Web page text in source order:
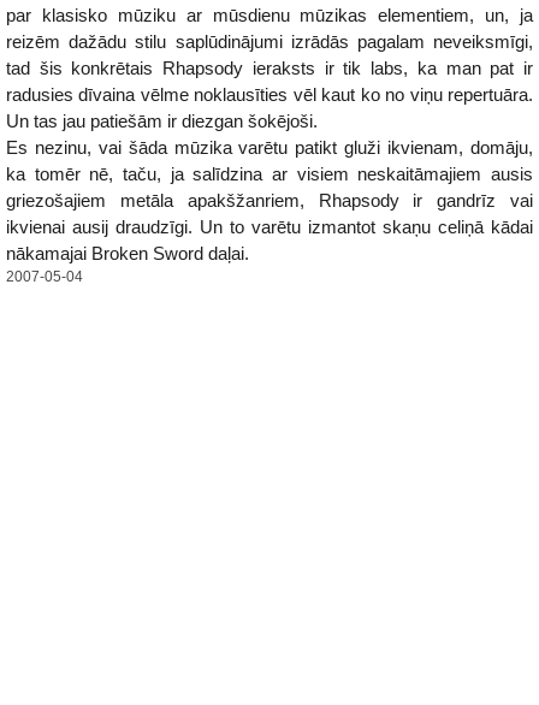
par klasisko mūziku ar mūsdienu mūzikas elementiem, un, ja
reizēm dažādu stilu saplūdinājumi izrādās pagalam neveiksmīgi,
tad šis konkrētais Rhapsody ieraksts ir tik labs, ka man pat ir
radusies dīvaina vēlme noklausīties vēl kaut ko no viņu repertuāra.
Un tas jau patiešām ir diezgan šokējoši.
Es nezinu, vai šāda mūzika varētu patikt gluži ikvienam, domāju,
ka tomēr nē, taču, ja salīdzina ar visiem neskaitāmajiem ausis
griezošajiem metāla apakšžanriem, Rhapsody ir gandrīz vai
ikvienai ausij draudzīgi. Un to varētu izmantot skaņu celiņā kādai
nākamajai Broken Sword daļai.
2007-05-04